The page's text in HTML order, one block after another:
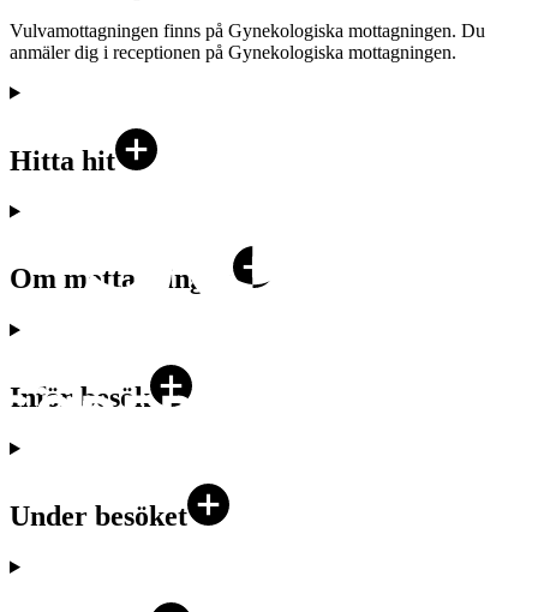
Vulvamottagningen finns på Gynekologiska mottagningen. Du
anmäler dig i receptionen på Gynekologiska mottagningen.
Hitta hit
Om mottagningen
Inför besök
Under besöket